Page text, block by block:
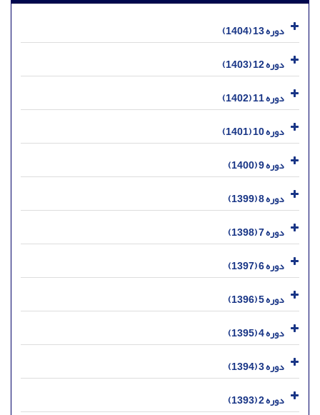
دوره 13 (1404)
دوره 12 (1403)
دوره 11 (1402)
دوره 10 (1401)
دوره 9 (1400)
دوره 8 (1399)
دوره 7 (1398)
دوره 6 (1397)
دوره 5 (1396)
دوره 4 (1395)
دوره 3 (1394)
دوره 2 (1393)